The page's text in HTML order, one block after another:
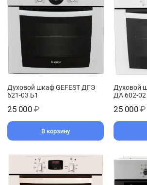
Духовой шкаф GEFEST ДГЭ
621-03 Б1
25 000 ₽
В корзину
Духовой
ДА 602-02
25 000 ₽